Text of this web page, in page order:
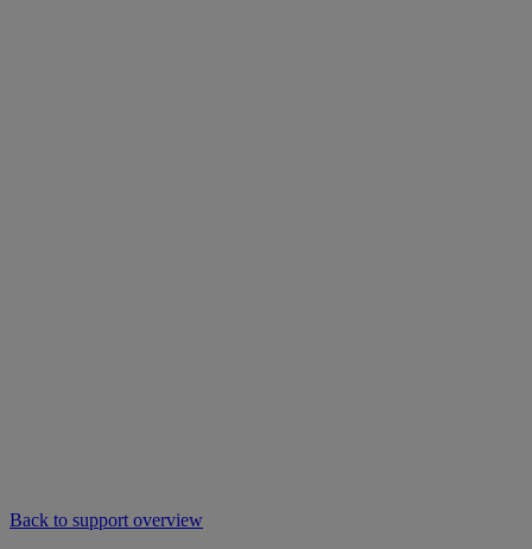
Back to support overview